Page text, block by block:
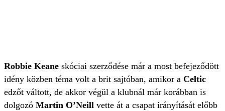
Robbie Keane skóciai szerződése már a most befejeződött
idény közben téma volt a brit sajtóban, amikor a Celtic
edzőt váltott, de akkor végül a klubnál már korábban is
dolgozó Martin O’Neill vette át a csapat irányítását előbb